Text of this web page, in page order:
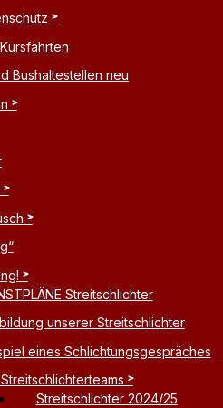
Bushaltestellen neu
Streitschlichter
unserer Streitschlichter
eines Schlichtungsgespräches
Streitschlichter 2024/25